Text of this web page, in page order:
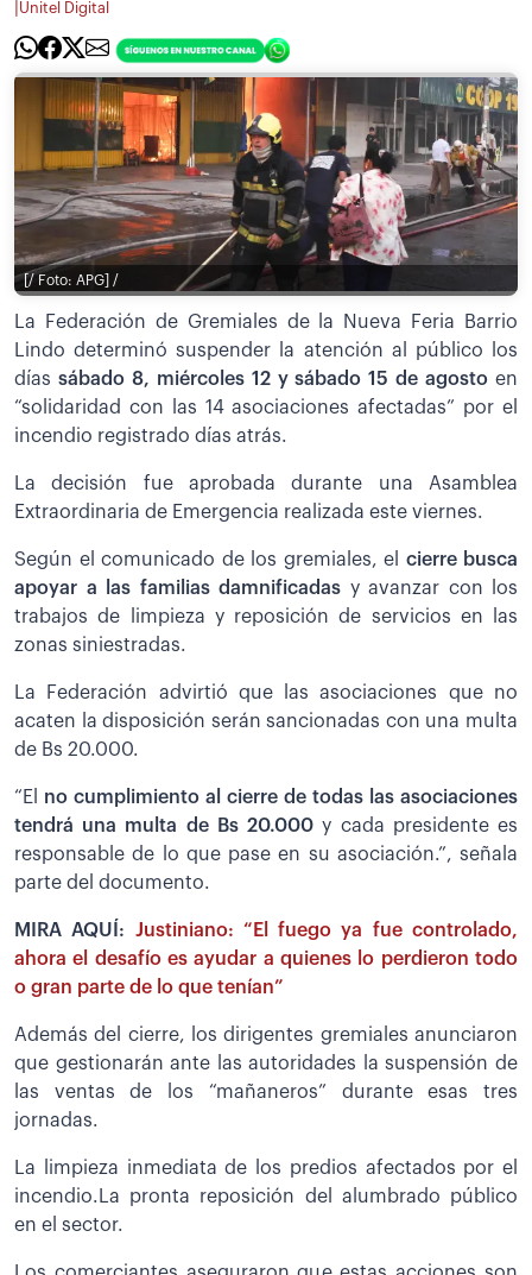
Unitel Digital
[/ Foto: APG] /
La Federación de Gremiales de la Nueva Feria Barrio
Lindo determinó suspender la atención al público los
días sábado 8, miércoles 12 y sábado 15 de agosto en
“solidaridad con las 14 asociaciones afectadas” por el
incendio registrado días atrás.
La decisión fue aprobada durante una Asamblea
Extraordinaria de Emergencia realizada este viernes.
Según el comunicado de los gremiales, el cierre busca
apoyar a las familias damnificadas y avanzar con los
trabajos de limpieza y reposición de servicios en las
zonas siniestradas.
La Federación advirtió que las asociaciones que no
acaten la disposición serán sancionadas con una multa
de Bs 20.000.
“El
no cumplimiento al cierre de todas las asociaciones
tendrá una multa de Bs 20.000y cada presidente es
responsable de lo que pase en su asociación.”, señala
parte del documento.
MIRA AQUÍ: Justiniano: “El fuego ya fue controlado,
ahora el desafío es ayudar a quienes lo perdieron todo
o gran parte de lo que tenían”
Además del cierre, los dirigentes gremiales anunciaron
que gestionarán ante las autoridades la suspensión de
las ventas de los “mañaneros” durante esas tres
jornadas.
La limpieza inmediata de los predios afectados por el
incendio.La pronta reposición del alumbrado público
en el sector.